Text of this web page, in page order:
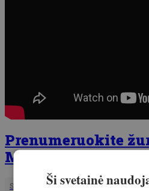
Prenumeruokite
Medžioklė!
SUSIJĘ STRAIPSNIAI
Ši svetainė